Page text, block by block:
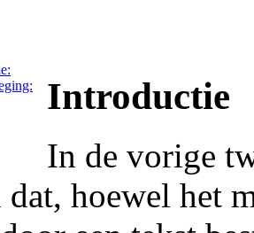
Introductie
In de vorige
dat, hoewel het